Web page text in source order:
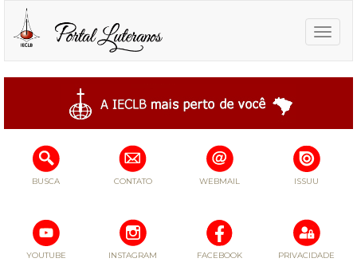
Toggle
BUSCA CONTATO WEBMAIL ISSUU
YOUTUBE INSTAGRAM FACEBOOK PRIVACIDADE